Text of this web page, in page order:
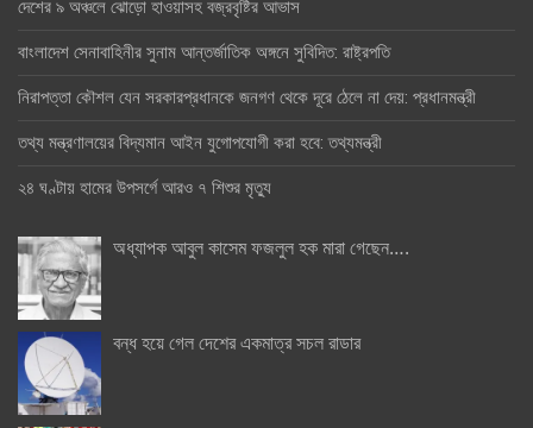
দেশের ৯ অঞ্চলে ঝোড়ো হাওয়াসহ বজ্রবৃষ্টির আভাস
বাংলাদেশ সেনাবাহিনীর সুনাম আন্তর্জাতিক অঙ্গনে সুবিদিত: রাষ্ট্রপতি
নিরাপত্তা কৌশল যেন সরকারপ্রধানকে জনগণ থেকে দূরে ঠেলে না দেয়: প্রধানমন্ত্রী
তথ্য মন্ত্রণালয়ের বিদ্যমান আইন যুগোপযোগী করা হবে: তথ্যমন্ত্রী
২৪ ঘণ্টায় হামের উপসর্গে আরও ৭ শিশুর মৃত্যু
অধ্যাপক আবুল কাসেম ফজলুল হক মারা গেছেন….
বন্ধ হয়ে গেল দেশের একমাত্র সচল রাডার